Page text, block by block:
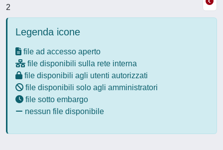
2
Legenda icone
file ad accesso aperto
file disponibili sulla rete interna
file disponibili agli utenti autorizzati
file disponibili solo agli amministratori
file sotto embargo
nessun file disponibile